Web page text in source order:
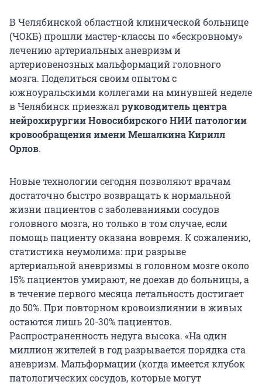
В Челябинской областной клинической больнице
(ЧОКБ) прошли мастер-классы по «бескровному»
лечению артериальных аневризм и
артериовенозных мальформаций головного
мозга. Поделиться своим опытом с
южноуральскими коллегами на минувшей неделе
в Челябинск приезжалруководитель центра
нейрохирургии Новосибирского НИИ патологии
кровообращения имени Мешалкина Кирилл
Орлов.
Новые технологии сегодня позволяют врачам
достаточно быстро возвращать к нормальной
жизни пациентов с заболеваниями сосудов
головного мозга, но только в том случае, если
помощь пациенту оказана вовремя. К сожалению,
статистика неумолима: при разрыве
артериальной аневризмы в головном мозге около
15% пациентов умирают, не доехав до больницы, а
в течение первого месяца летальность достигает
до 50%. При повторном кровоизлиянии в живых
остаются лишь 20-30% пациентов.
Распространенность недуга высока. «На один
миллион жителей в год разрывается порядка ста
аневризм. Мальформации (когда имеется клубок
патологических сосудов, которые могут